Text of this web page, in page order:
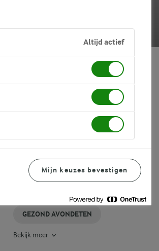
GERELATEERDE CATEGORIEËN
GEZOND ONTBIJT
GEZOND AVONDETEN
Bekijk meer
Altijd actief
Mijn keuzes bevestigen